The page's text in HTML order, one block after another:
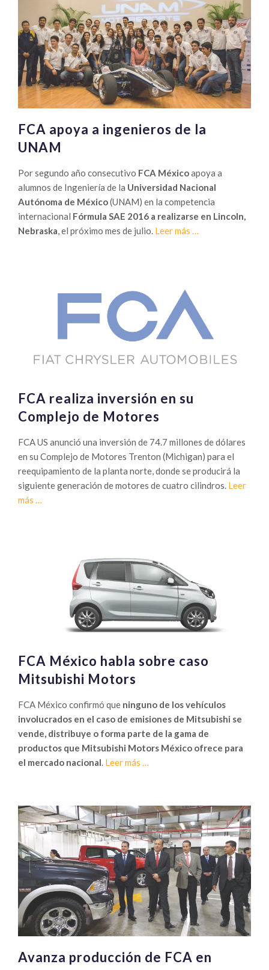
en
comercialización
de
vehículos
ligeros
FCA apoya a ingenieros de la
UNAM
Por segundo año consecutivo FCA Méxicoapoya a
alumnos de Ingeniería de la Universidad Nacional
Autónoma de México(UNAM) en la competencia
internacional Fórmula SAE 2016 a realizarse en Lincoln,
Nebraska, el próximo mes de julio. Leer más
de
la
UNAM
…
FCA realiza inversión en su
Complejo de Motores
FCA US anunció una inversión de 74.7 millones de dólares
en su Complejo de Motores Trenton (Michigan) para el
reequipamiento de la planta norte, donde se producirá la
siguiente generación de motores de cuatro cilindros. Leer
más
Complejo
Motores
…
FCA México habla sobre caso
Mitsubishi Motors
FCA México confirmó que ninguno de los vehículos
involucrados en el caso de emisiones de Mitsubishi se
vende, distribuye o forma parte de la gama de
productos que Mitsubishi Motors México ofrece para
el mercado nacional. Leer más
habla
sobre
caso
Mitsubishi
Motors
…
Avanza producción de FCA en